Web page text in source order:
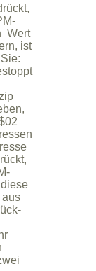
Wert
ist
aus